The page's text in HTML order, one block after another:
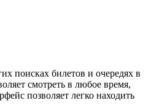
поисках билетов и очередях в
смотреть в любое время,
позволяет легко находить